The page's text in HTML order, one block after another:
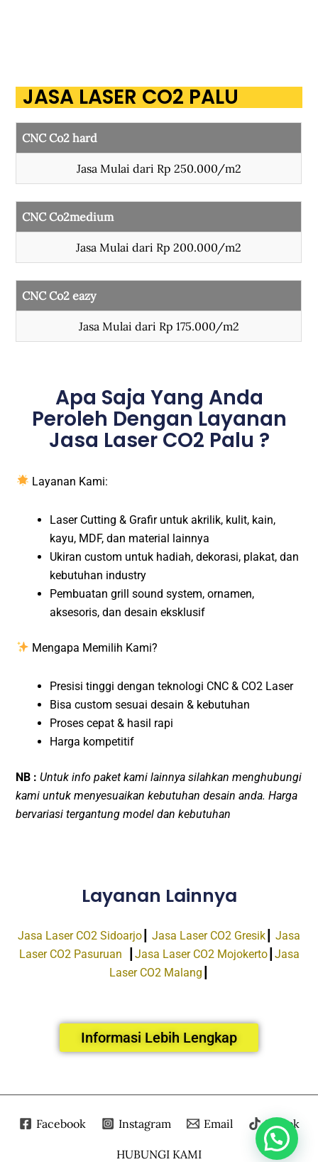
JASA LASER CO2 PALU
CNC Co2 hard
Jasa Mulai dari Rp 250.000/m2
CNC Co2medium
Jasa Mulai dari Rp 200.000/m2
CNC Co2 eazy
Jasa Mulai dari Rp 175.000/m2
Apa Saja Yang Anda
Peroleh Dengan Layanan
Jasa Laser CO2 Palu ?
Layanan Kami:
Laser Cutting & Grafir untuk akrilik, kulit, kain,
kayu, MDF, dan material lainnya
Ukiran custom untuk hadiah, dekorasi, plakat, dan
kebutuhan industry
Pembuatan grill sound system, ornamen,
aksesoris, dan desain eksklusif
Mengapa Memilih Kami?
Presisi tinggi dengan teknologi CNC & CO2 Laser
Bisa custom sesuai desain & kebutuhan
Proses cepat & hasil rapi
Harga kompetitif
NB : Untuk info paket kami lainnya silahkan menghubungi
kami untuk menyesuaikan kebutuhan desain anda. Harga
bervariasi tergantung model dan kebutuhan
Layanan Lainnya
Jasa Laser CO2 Sidoarjo Jasa Laser CO2 Gresik
Jasa
Laser CO2 Pasuruan
Jasa Laser CO2 Mojokerto┃ Jasa
Laser CO2 Malang
Informasi Lebih Lengkap
Facebook Instagram Email Tiktok
HUBUNGI KAMI